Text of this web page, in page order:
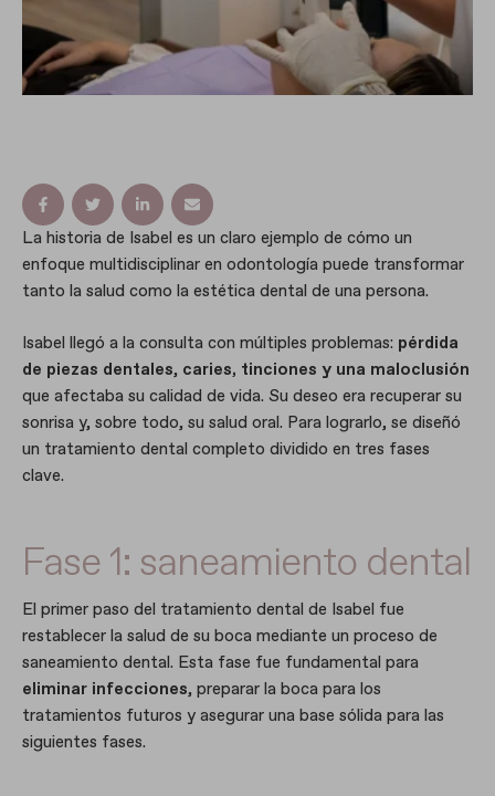
La historia de Isabel es un claro ejemplo de cómo un
enfoque multidisciplinar en odontología puede transformar
tanto la salud como la estética dental de una persona.
Isabel llegó a la consulta con múltiples problemas: pérdida
de piezas dentales, caries, tinciones y una maloclusión
que afectaba su calidad de vida. Su deseo era recuperar su
sonrisa y, sobre todo, su salud oral. Para lograrlo, se diseñó
un tratamiento dental completo dividido en tres fases
clave.
Fase 1: saneamiento dental
El primer paso del tratamiento dental de Isabel fue
restablecer la salud de su boca mediante un proceso de
saneamiento dental. Esta fase fue fundamental para
eliminar infecciones, preparar la boca para los
tratamientos futuros y asegurar una base sólida para las
siguientes fases.